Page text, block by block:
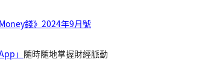
Money錢》2024年9月號
」 隨時隨地掌握財經脈動